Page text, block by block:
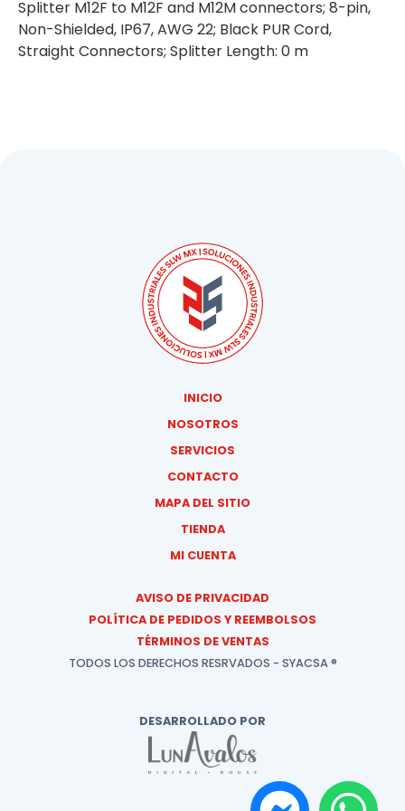
Splitter M12F to M12F and M12M connectors; 8-pin,
Non-Shielded, IP67, AWG 22; Black PUR Cord,
Straight Connectors; Splitter Length: 0 m
INICIO
NOSOTROS
SERVICIOS
CONTACTO
MAPA DEL SITIO
TIENDA
MI CUENTA
AVISO DE PRIVACIDAD
POLÍTICA DE PEDIDOS Y REEMBOLSOS
TÉRMINOS DE VENTAS
TODOS LOS DERECHOS RESRVADOS - SYACSA ®
DESARROLLADO POR